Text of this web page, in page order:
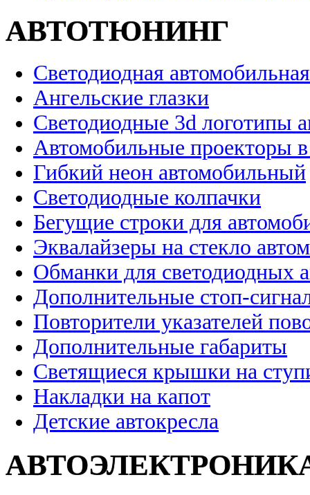
АВТОТЮНИНГ
Светодиодная
Ангельские глазки
Светодиодные 3d логотипы
Автомобильные проекторы
Гибкий неон автомобильный
Светодиодные колпачки
Бегущие строки для
Эквалайзеры на стекло
Обманки для светодиодных
Дополнительные стоп-
Повторители указателей
Дополнительные габариты
Светящиеся крышки на
Накладки на капот
Детские автокресла